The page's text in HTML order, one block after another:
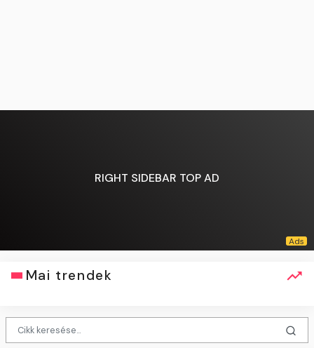
RIGHT SIDEBAR TOP AD
Mai trendek